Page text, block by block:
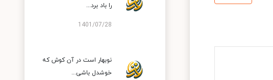
را باد برد...
1401/07/28
نوبهار است در آن کوش که
خوشدل باشی...